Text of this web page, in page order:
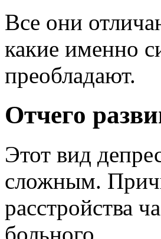
Все они
какие именно
преобладают.
Отчего
Этот вид
сложным.
расстройства